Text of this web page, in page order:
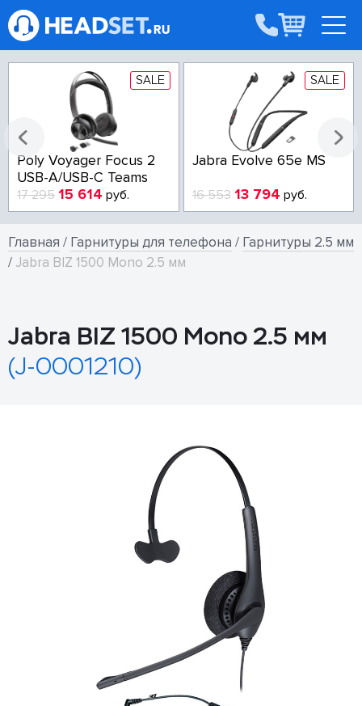
SALE
Poly Voyager Focus 2
USB-A/USB-C Teams
17 295 15 614 руб.
SALE
Jabra Evolve 65e MS
16 553 13 794 руб.
Главная / Гарнитуры для телефона / Гарнитуры 2.5 мм
/ Jabra BIZ 1500 Mono 2.5 мм
Jabra BIZ 1500 Mono 2.5 мм
(J-0001210)